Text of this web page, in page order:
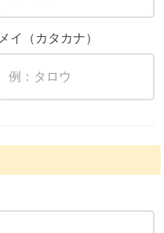
メイ（カタカナ）